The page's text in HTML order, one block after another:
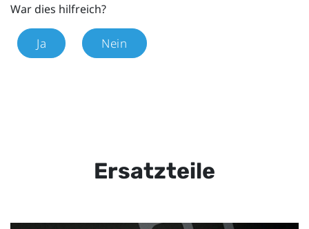
War dies hilfreich?
Ja Nein
Ersatzteile